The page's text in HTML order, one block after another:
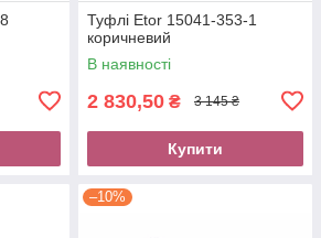
Туфлі Etor 15041-353-1
коричневий
В наявності
2 830,50 ₴ 3 145 ₴
Купити
–10%